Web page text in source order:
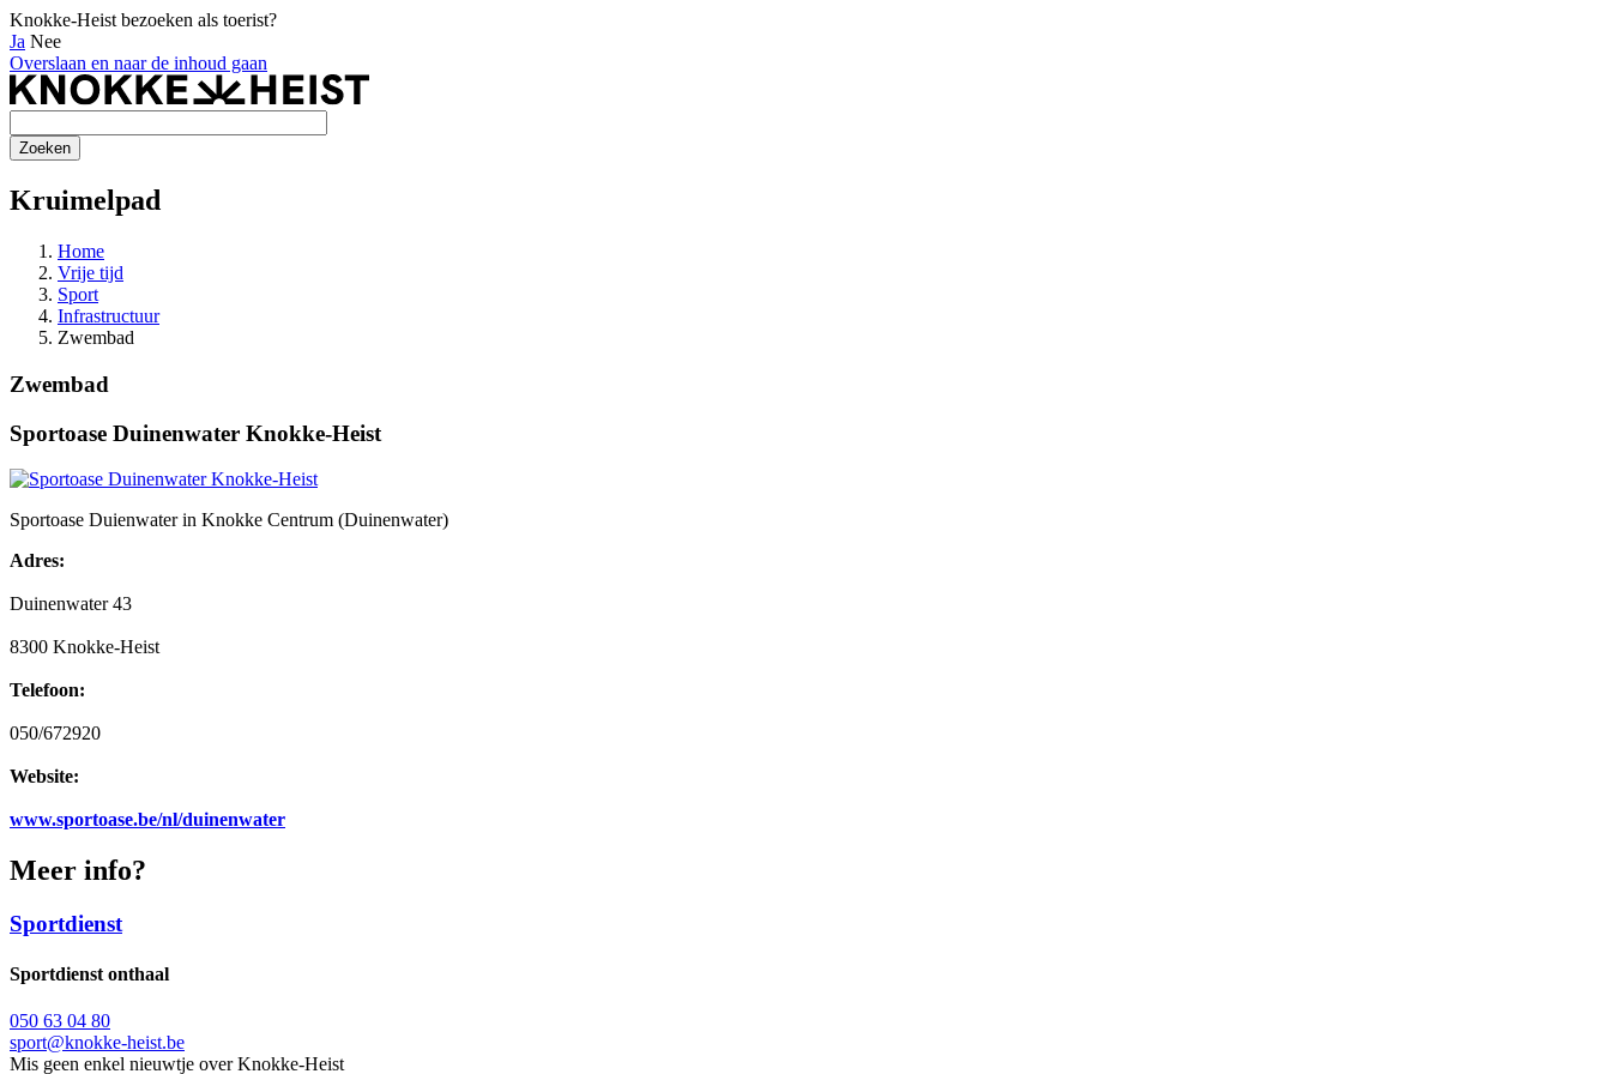
Knokke-Heist bezoeken als toerist?
Ja Nee
Overslaan en naar de inhoud gaan
Kruimelpad
Home
Vrije tijd
Sport
Infrastructuur
Zwembad
Zwembad
Sportoase Duinenwater Knokke-Heist
Sportoase Duienwater in Knokke Centrum (Duinenwater)
Adres:
Duinenwater 43
8300 Knokke-Heist
Telefoon:
050/672920
Website:
www.sportoase.be/nl/duinenwater
Meer info?
Sportdienst
Sportdienst onthaal
050 63 04 80
sport@knokke-heist.be
Mis geen enkel nieuwtje over Knokke-Heist